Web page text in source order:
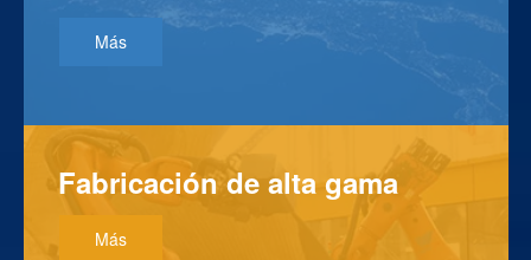
Más
Fabricación de alta gama
Más